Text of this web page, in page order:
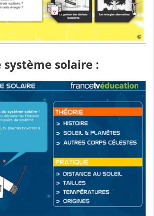
système solaire :